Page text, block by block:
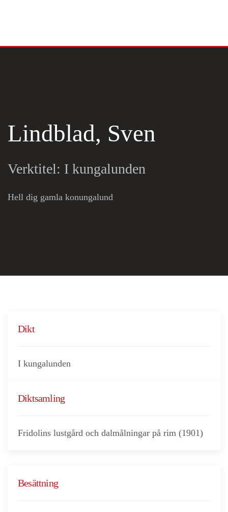
Lindblad, Sven
Verktitel: I kungalunden
Hell dig gamla konungalund
Dikt
I kungalunden
Diktsamling
Fridolins lustgård och dalmålningar på rim (1901)
Besättning